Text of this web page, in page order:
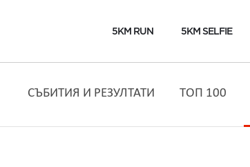
5KM RUN 5KM SELFIE
СЪБИТИЯ И РЕЗУЛТАТИ ТОП 100